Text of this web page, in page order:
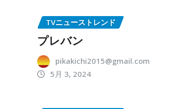
TVニューストレンド
プレバン
pikakichi2015@gmail.com
5月 3, 2024